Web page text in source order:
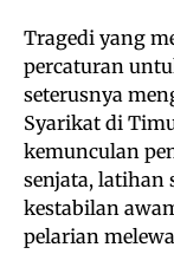
Tragedi yang
percaturan
seterusnya
Syarikat di
kemunculan
senjata, latihan
kestabilan
pelarian